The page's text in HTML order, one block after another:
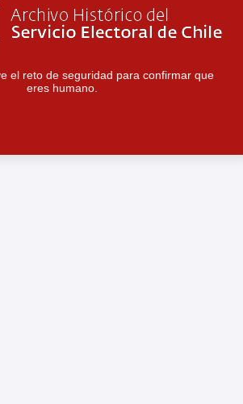
el reto de seguridad para confirmar que
eres humano.